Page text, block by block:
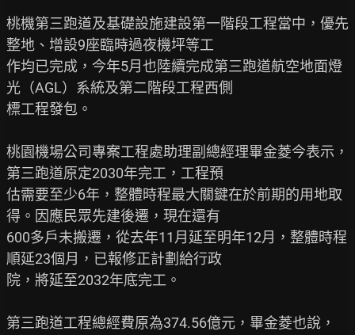
桃機第三跑道及基礎設施建設第一階段工程當中，優先
整地、增設9座臨時過夜機坪等工
作均已完成，今年5月也陸續完成第三跑道航空地面燈
光（AGL）系統及第二階段工程西側
標工程發包。
桃園機場公司專案工程處助理副總經理畢金菱今表示，
第三跑道原定2030年完工，工程預
估需要至少6年，整體時程最大關鍵在於前期的用地取
得。因應民眾先建後遷，現在還有
600多戶未搬遷，從去年11月延至明年12月，整體時程
順延23個月，已報修正計劃給行政
院，將延至2032年底完工。
第三跑道工程總經費原為374.56億元，畢金菱也說，